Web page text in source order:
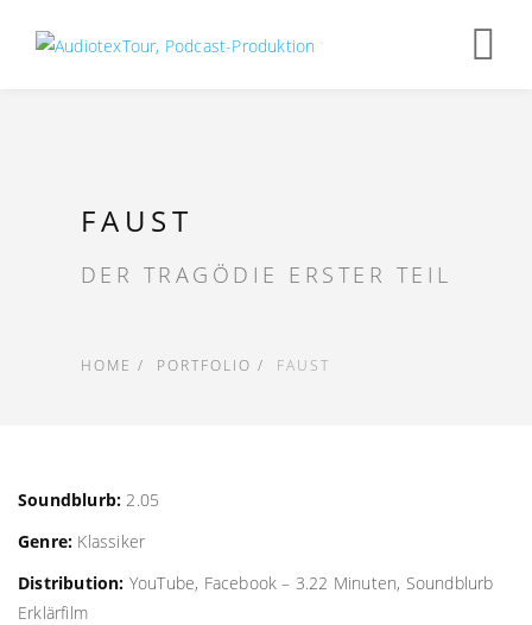
FAUST
DER TRAGÖDIE ERSTER TEIL
HOME PORTFOLIO FAUST
Soundblurb: 2.05
Genre: Klassiker
Distribution: YouTube, Facebook – 3.22 Minuten, Soundblurb
Erklärfilm